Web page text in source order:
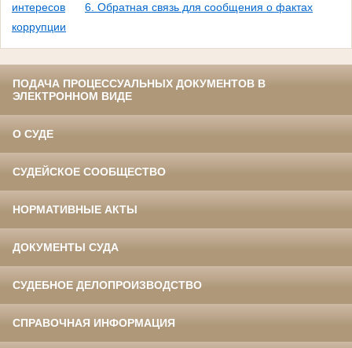
интересов
6. Обратная связь для сообщения о фактах
коррупции
ПОДАЧА ПРОЦЕССУАЛЬНЫХ ДОКУМЕНТОВ В
ЭЛЕКТРОННОМ ВИДЕ
О СУДЕ
СУДЕЙСКОЕ СООБЩЕСТВО
НОРМАТИВНЫЕ АКТЫ
ДОКУМЕНТЫ СУДА
СУДЕБНОЕ ДЕЛОПРОИЗВОДСТВО
СПРАВОЧНАЯ ИНФОРМАЦИЯ